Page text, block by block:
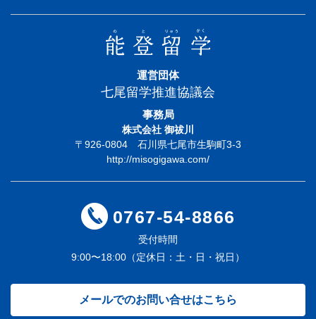
運営団体
七尾留学推進協議会
事務局
株式会社 御祓川
〒926-0804 石川県七尾市生駒町3-3
http://misogigawa.com/
0767-54-8866
受付時間
9:00〜18:00（定休日：土・日・祝日）
メールでのお問い合せはこちら